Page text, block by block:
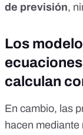
de previsión,
Los
calculan
En cambio, las
hacen mediante